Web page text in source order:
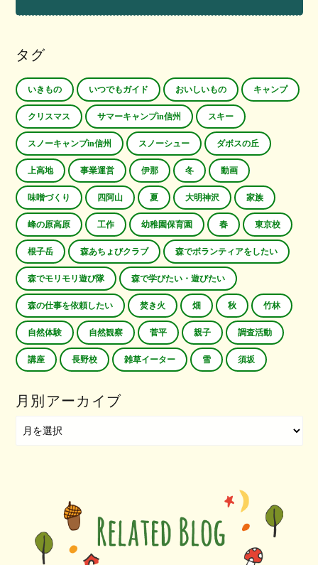
タグ
いきもの いつでもガイド おいしいもの キャンプ
クリスマス サマーキャンプin信州 スキー
スノーキャンプin信州 スノーシュー ダボスの丘
上高地 事業運営 伊那 冬 動画
味噌づくり 四阿山 夏 大明神沢 家族
峰の原高原 工作 幼稚園保育園 春 東京校
根子岳 森あちょびクラブ 森でボランティアをしたい
森でモリモリ遊び隊 森で学びたい・遊びたい
森の仕事を依頼したい 焚き火 畑 秋 竹林
自然体験 自然観察 菅平 親子 調査活動
講座 長野校 雑草イーター 雪 須坂
月別アーカイブ